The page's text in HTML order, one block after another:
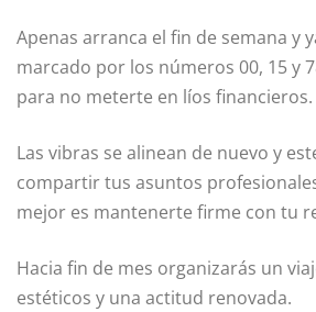
Apenas arranca el fin de semana y
marcado por los números 00, 15 y
para no meterte en líos financieros.
Las vibras se alinean de nuevo y
compartir tus asuntos
mejor es mantenerte firme con tu
Hacia fin de mes organizarás un
estéticos y una actitud renovada.